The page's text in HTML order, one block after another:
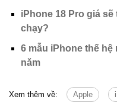
iPhone 18 Pro giá
chạy?
6 mẫu iPhone thế
năm
Xem thêm về: Apple